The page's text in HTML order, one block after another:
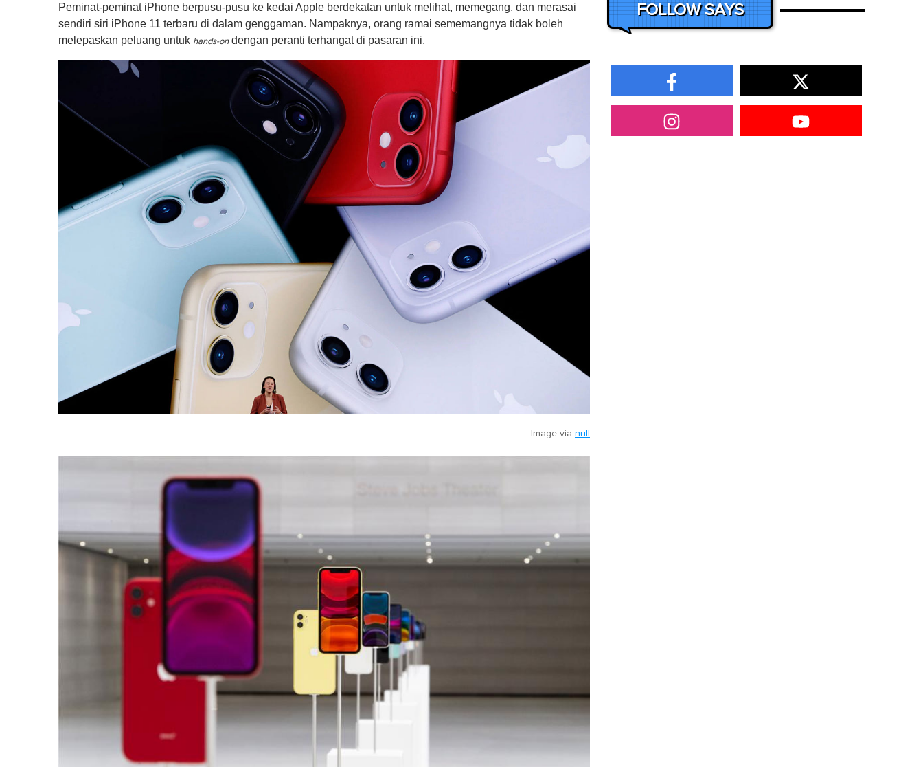
Peminat-peminat iPhone berpusu-pusu ke kedai Apple berdekatan untuk melihat, memegang, dan merasai
sendiri siri iPhone 11 terbaru di dalam genggaman. Nampaknya, orang ramai sememangnya tidak boleh
melepaskan peluang untuk hands-ondengan peranti terhangat di pasaran ini.
Image via null
FOLLOW SAYS